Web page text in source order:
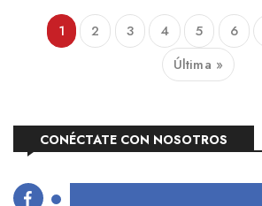
1 2 3 4 5 6
Última »
CONÉCTATE CON NOSOTROS